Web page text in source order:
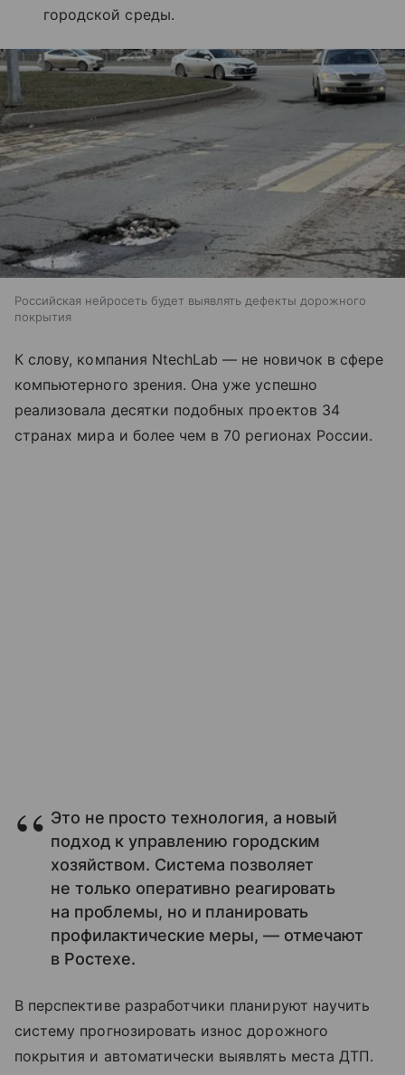
городской среды.
Российская нейросеть будет выявлять дефекты дорожного
покрытия
К слову, компания NtechLab — не новичок в сфере
компьютерного зрения. Она уже успешно
реализовала десятки подобных проектов 34
странах мира и более чем в 70 регионах России.
Это не просто технология, а новый
подход к управлению городским
хозяйством. Система позволяет
не только оперативно реагировать
на проблемы, но и планировать
профилактические меры, — отмечают
в Ростехе.
В перспективе разработчики планируют научить
систему прогнозировать износ дорожного
покрытия и автоматически выявлять места ДТП.